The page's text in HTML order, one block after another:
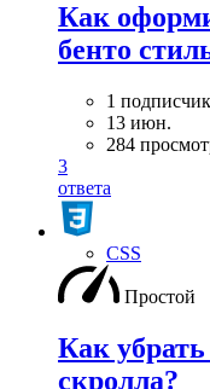
Как
бенто
1 подписчик
13 июн.
284
3
ответа
CSS
Простой
Как
скролла?